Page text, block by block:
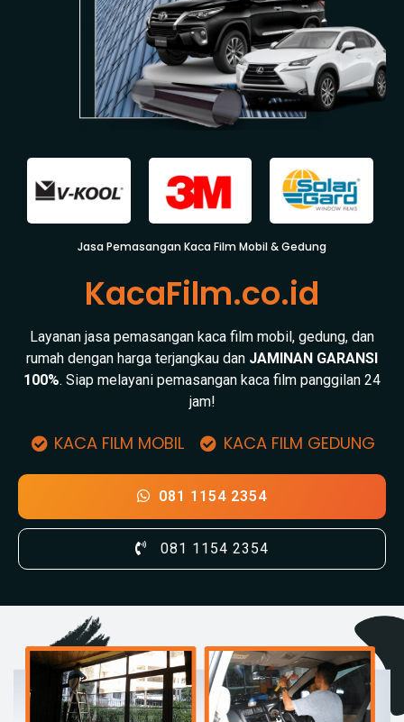
Jasa Pemasangan Kaca Film Mobil & Gedung
KacaFilm.co.id
Layanan jasa pemasangan kaca film mobil, gedung, dan
rumah dengan harga terjangkau dan JAMINAN GARANSI
100%. Siap melayani pemasangan kaca film panggilan 24
jam!
KACA FILM MOBIL KACA FILM GEDUNG
081 1154 2354
081 1154 2354